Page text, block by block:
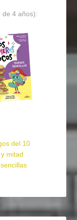
de 4 años):
del 10
mitad